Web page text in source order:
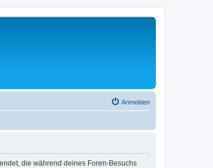
Anmelden
die während deines Foren-Besuchs